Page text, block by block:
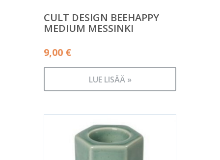
CULT DESIGN BEEHAPPY
MEDIUM MESSINKI
9,00 €
LUE LISÄÄ »